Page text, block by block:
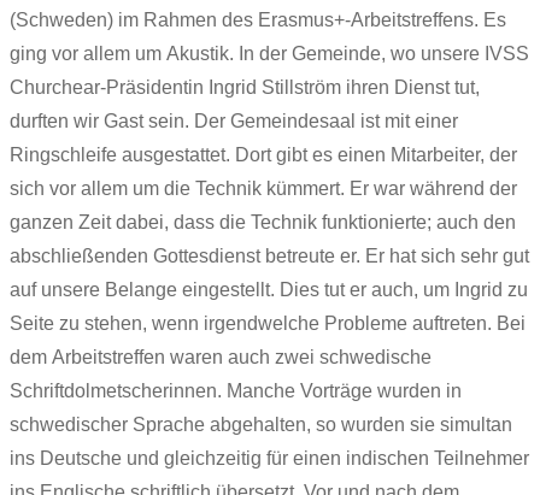
(Schweden) im Rahmen des Erasmus+-Arbeitstreffens. Es
ging vor allem um Akustik. In der Gemeinde, wo unsere IVSS
Churchear-Präsidentin Ingrid Stillström ihren Dienst tut,
durften wir Gast sein. Der Gemeindesaal ist mit einer
Ringschleife ausgestattet. Dort gibt es einen Mitarbeiter, der
sich vor allem um die Technik kümmert. Er war während der
ganzen Zeit dabei, dass die Technik funktionierte; auch den
abschließenden Gottesdienst betreute er. Er hat sich sehr gut
auf unsere Belange eingestellt. Dies tut er auch, um Ingrid zu
Seite zu stehen, wenn irgendwelche Probleme auftreten. Bei
dem Arbeitstreffen waren auch zwei schwedische
Schriftdolmetscherinnen. Manche Vorträge wurden in
schwedischer Sprache abgehalten, so wurden sie simultan
ins Deutsche und gleichzeitig für einen indischen Teilnehmer